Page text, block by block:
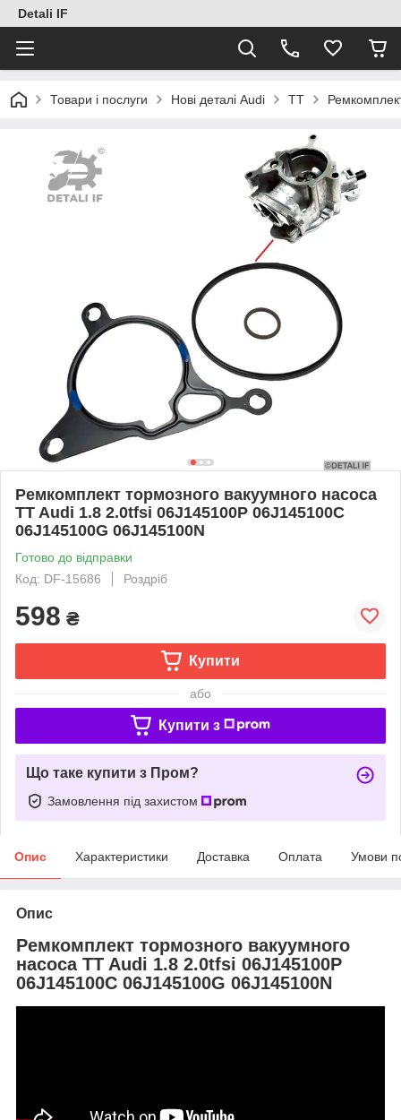
Detali IF
Товари і послуги Нові деталі Audi TT
Ремкомплект тормозного вакуумного насоса
TT Audi 1.8 2.0tfsi 06J145100P 06J145100C
06J145100G 06J145100N
Готово до відправки
Код: DF-15686
Роздріб
598 ₴
Купити
або
Купити з
Що таке купити з Пром?
Замовлення під захистом
Опис Характеристики Доставка Оплата Умови
Опис
Ремкомплект тормозного вакуумного
насоса TT Audi 1.8 2.0tfsi 06J145100P
06J145100C 06J145100G 06J145100N